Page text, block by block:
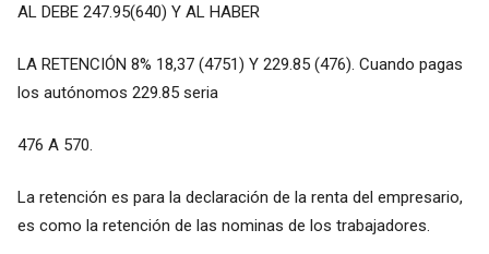
AL DEBE 247.95(640) Y AL HABER
LA RETENCIÓN 8% 18,37 (4751) Y 229.85 (476). Cuando pagas
los autónomos 229.85 seria
476 A 570.
La retención es para la declaración de la renta del empresario,
es como la retención de las nominas de los trabajadores.